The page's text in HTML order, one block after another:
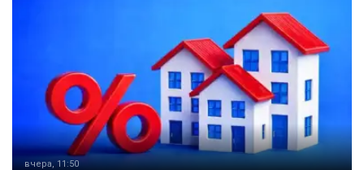
вчера, 11:50